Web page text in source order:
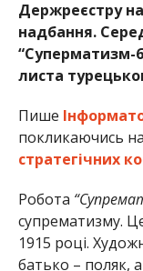
Держреєстру
надбання.
“Суперматизм-
листа
Пише
покликаючись на
стратегічних
Робота
супрематизму.
1915 році.
батько – поляк,